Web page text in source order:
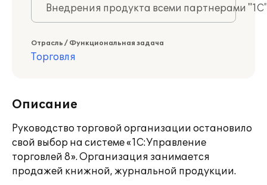
Внедрения продукта всеми партнерами
Отрасль / Функциональная задача
Торговля
Описание
Руководство торговой организации остановило
свой выбор на системе «1С:Управление
торговлей 8». Организация занимается
продажей книжной, журнальной продукции.